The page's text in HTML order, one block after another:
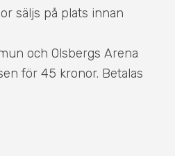
säljs på plats innan
och Olsbergs Arena
för 45 kronor. Betalas